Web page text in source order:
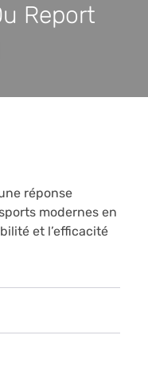
Report
réponse
modernes en
et l’efficacité